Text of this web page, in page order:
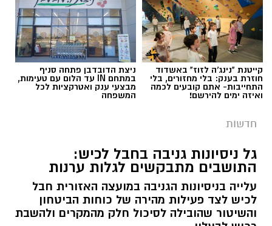
קייטנת "נינג'ה לזוז" באשדוד
חוזרת בענק: בלי מחזורים, בלי
התחייבות- אתם קובעים לכמה
ואיזה ימים להירשם!
ניצת הדובדבן פתחה סניף
במתחם IN עד הלום עם טעימות,
מבצעי ענק ואטרקציות לכל
המשפחה
חדשות
גל ניסיונות גניבה בחבל לכיש:
התושבים מתבקשים לגלות ערנות
עלייה בניסיונות הגניבה במועצה האזורית חבל
לכיש לצד פעילות מהירה של כוחות הביטחון
והשיטור שהובילה לסיכול חלק מהמקרים ולהשבת